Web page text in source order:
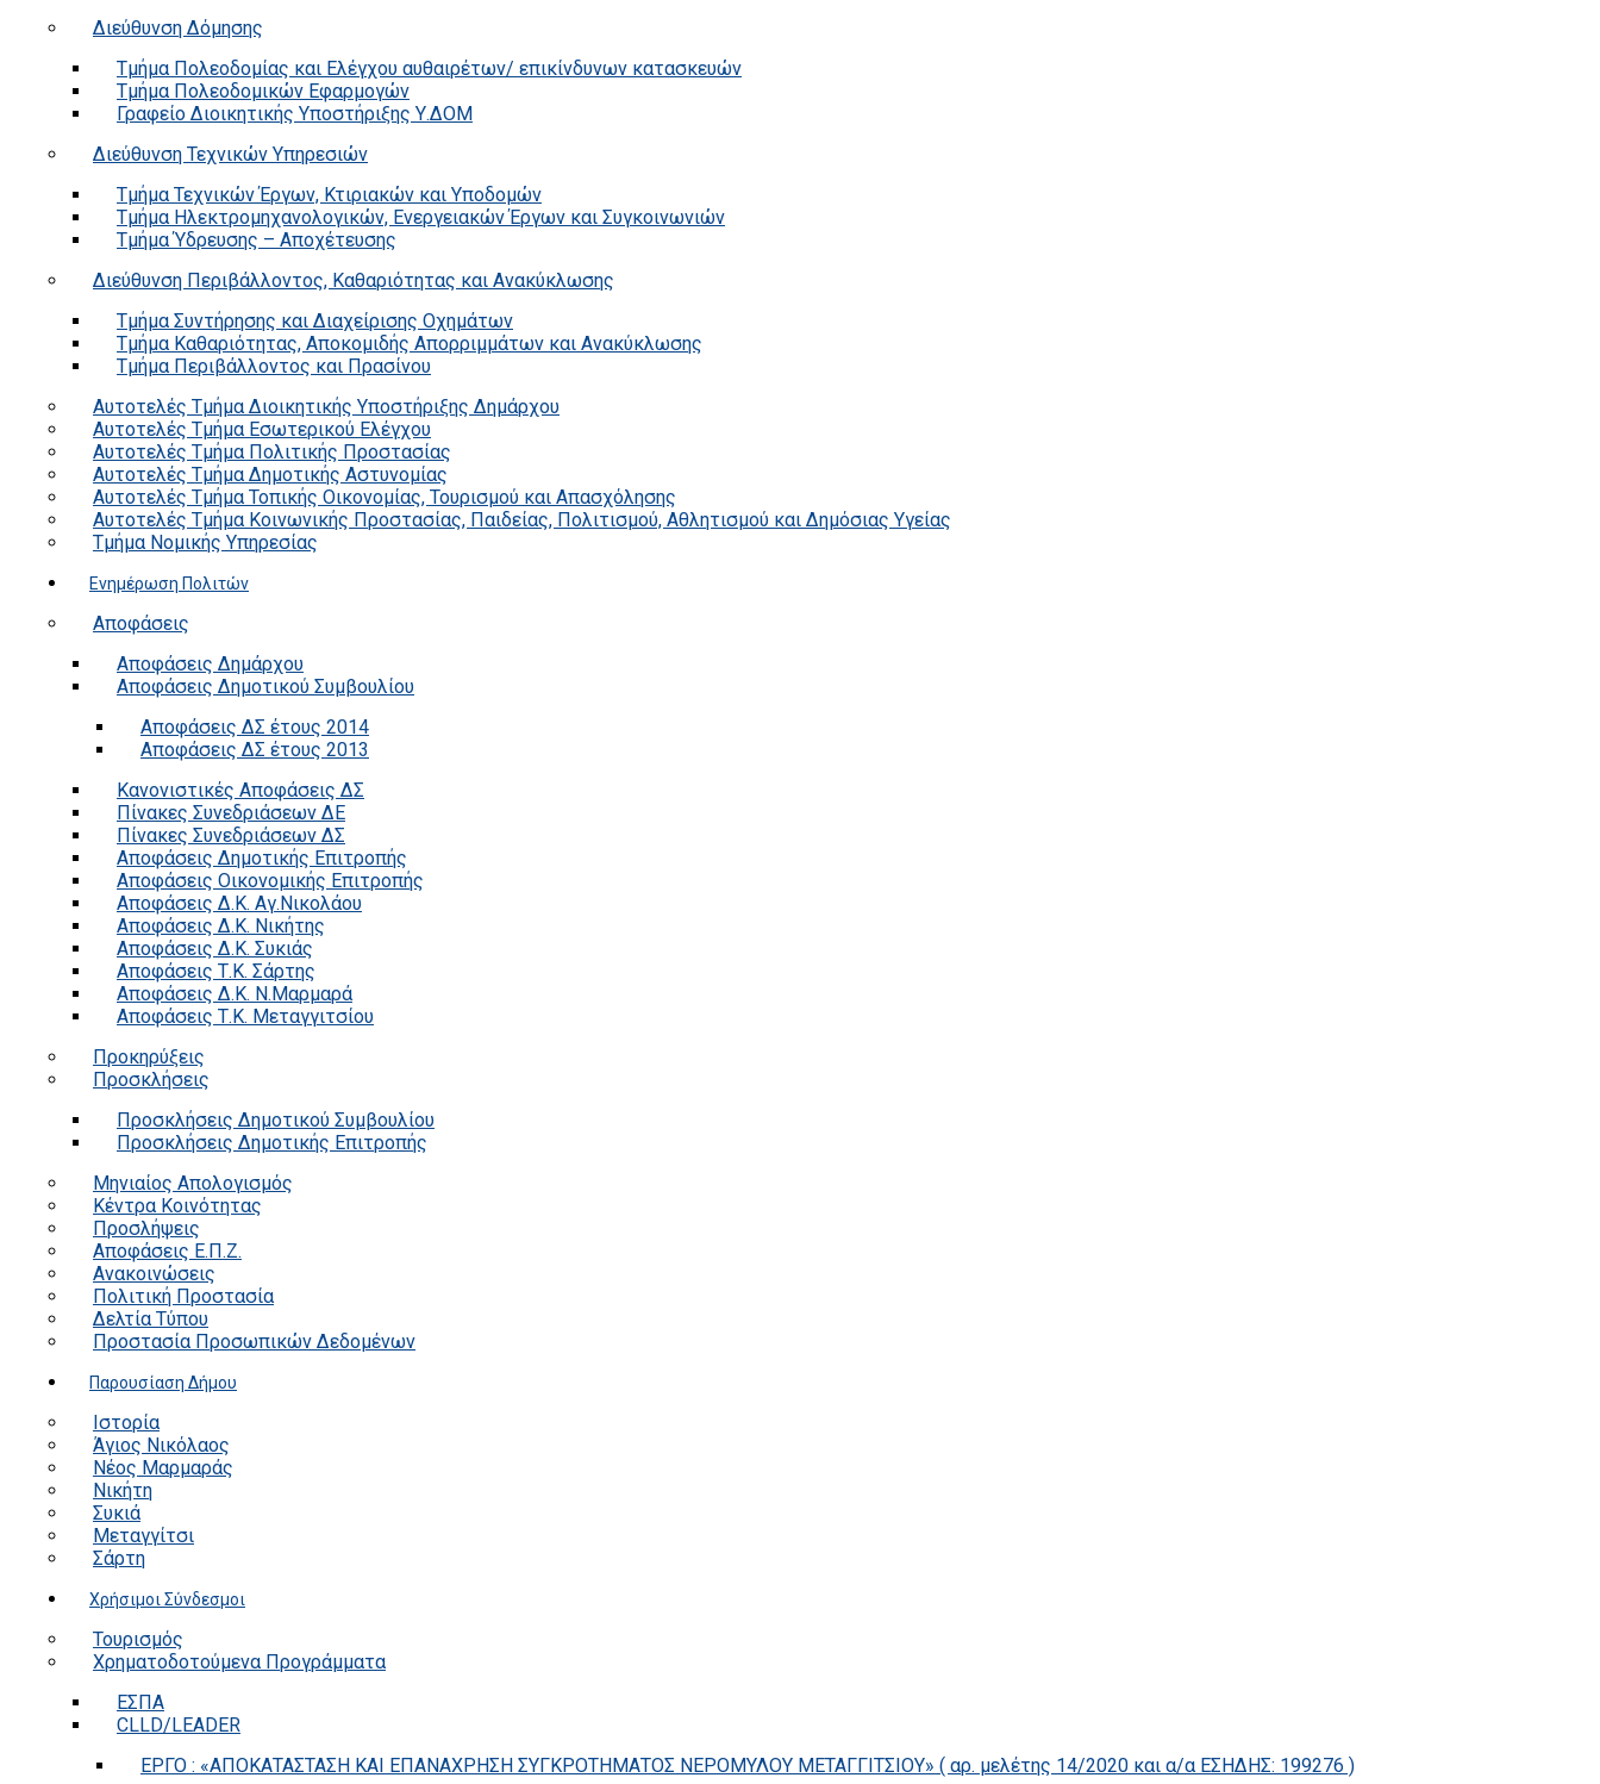
Διεύθυνση Δόμησης
Τμήμα Πολεοδομίας και Ελέγχου αυθαιρέτων/ επικίνδυνων κατασκευών
Τμήμα Πολεοδομικών Εφαρμογών
Γραφείο Διοικητικής Υποστήριξης Υ.ΔΟΜ
Διεύθυνση Τεχνικών Υπηρεσιών
Τμήμα Τεχνικών Έργων, Κτιριακών και Υποδομών
Τμήμα Ηλεκτρομηχανολογικών, Ενεργειακών Έργων και Συγκοινωνιών
Τμήμα Ύδρευσης – Αποχέτευσης
Διεύθυνση Περιβάλλοντος, Καθαριότητας και Ανακύκλωσης
Τμήμα Συντήρησης και Διαχείρισης Οχημάτων
Τμήμα Καθαριότητας, Αποκομιδής Απορριμμάτων και Ανακύκλωσης
Τμήμα Περιβάλλοντος και Πρασίνου
Αυτοτελές Τμήμα Διοικητικής Υποστήριξης Δημάρχου
Αυτοτελές Τμήμα Εσωτερικού Ελέγχου
Αυτοτελές Τμήμα Πολιτικής Προστασίας
Αυτοτελές Τμήμα Δημοτικής Αστυνομίας
Αυτοτελές Τμήμα Τοπικής Οικονομίας, Τουρισμού και Απασχόλησης
Αυτοτελές Τμήμα Κοινωνικής Προστασίας, Παιδείας, Πολιτισμού, Αθλητισμού και Δημόσιας Υγείας
Τμήμα Νομικής Υπηρεσίας
Ενημέρωση Πολιτών
Αποφάσεις
Αποφάσεις Δημάρχου
Αποφάσεις Δημοτικού Συμβουλίου
Αποφάσεις ΔΣ έτους 2014
Αποφάσεις ΔΣ έτους 2013
Κανονιστικές Αποφάσεις ΔΣ
Πίνακες Συνεδριάσεων ΔΕ
Πίνακες Συνεδριάσεων ΔΣ
Αποφάσεις Δημοτικής Επιτροπής
Αποφάσεις Οικονομικής Επιτροπής
Αποφάσεις Δ.Κ. Αγ.Νικολάου
Αποφάσεις Δ.Κ. Νικήτης
Αποφάσεις Δ.Κ. Συκιάς
Αποφάσεις Τ.Κ. Σάρτης
Αποφάσεις Δ.Κ. Ν.Μαρμαρά
Αποφάσεις Τ.Κ. Μεταγγιτσίου
Προκηρύξεις
Προσκλήσεις
Προσκλήσεις Δημοτικού Συμβουλίου
Προσκλήσεις Δημοτικής Επιτροπής
Μηνιαίος Απολογισμός
Κέντρα Κοινότητας
Προσλήψεις
Αποφάσεις Ε.Π.Ζ.
Ανακοινώσεις
Πολιτική Προστασία
Δελτία Τύπου
Προστασία Προσωπικών Δεδομένων
Παρουσίαση Δήμου
Ιστορία
Άγιος Νικόλαος
Νέος Μαρμαράς
Νικήτη
Συκιά
Μεταγγίτσι
Σάρτη
Χρήσιμοι Σύνδεσμοι
Τουρισμός
Χρηματοδοτούμενα Προγράμματα
ΕΣΠΑ
CLLD/LEADER
ΕΡΓΟ : «ΑΠΟΚΑΤΑΣΤΑΣΗ ΚΑΙ ΕΠΑΝΑΧΡΗΣΗ ΣΥΓΚΡΟΤΗΜΑΤΟΣ ΝΕΡΟΜΥΛΟΥ ΜΕΤΑΓΓΙΤΣΙΟΥ» ( αρ. μελέτης 14/2020 και α/α ΕΣΗΔΗΣ: 199276 )